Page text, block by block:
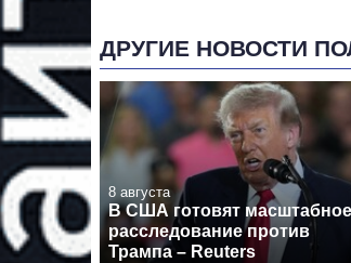
ДРУГИЕ НОВОСТИ
8 августа
В США готовят масштабное
расследование против
Трампа – Reuters